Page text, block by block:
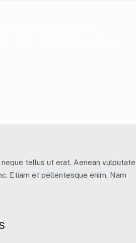
tellus ut erat. Aenean vulputate
Etiam et pellentesque enim. Nam